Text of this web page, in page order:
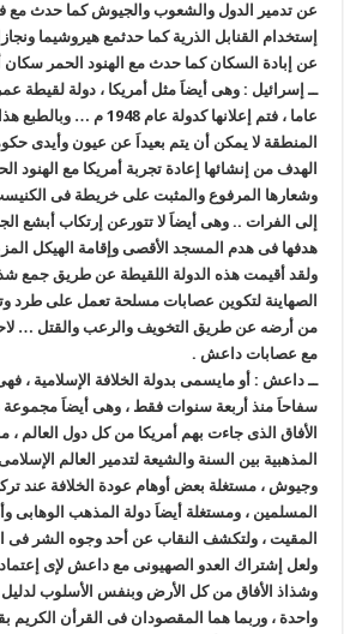
عن تدمير الدول والشعوب والجيوش كما حدث مع
إستخدام القنابل الذرية كما حدثمع هيروشيما
عن إبادة السكان كما حدث مع الهنود الحمر سكان
ــ إسرائيل : وهى أيضاَ مثل أمريكا ، دولة لقيطة
عاما ، فتم إعلانها كدولة
المنطقة لا يمكن أن يتم بعيداَ عن عيون وأيدى
الهدف من إنشائها إعادة تجربة أمريكا مع الهنود
وشعارها المرفوع والمثبت على خريطة فى
إلى الفرات .. وهى أيضاَ لا تتورعن إرتكاب أبشع
هدفها فى هدم المسجد الأقصى وإقامة الهيكل
ولقد أقيمت هذه الدولة اللقيطة عن طريق جمع
الصهاينة لتكوين عصابات مسلحة تعمل على طرد
من أرضه عن طريق التخويف والرعب والقتل …
مع عصابات داعش .
ــ داعش : أو مايسمى بدولة الخلافة الإسلامية ،
سفاحاَ منذ أربعة سنوات فقط ، وهى أيضاَ
الأفاق الذى جاءت بهم أمريكا من كل دول العالم ،
المذهبية بين السنة والشيعة لتدمير العالم
وجيوش ، مستغلة بعض أوهام عودة الخلافة عند
المسلمين ، ومستغلة أيضاَ دولة المذهب الوهابى
المقيت ، ولتكشف النقاب عن أحد وجوه الشر فى
ولعل إشتراك العدو الصهيونى مع داعش لإى
وشذاذ الأفاق من كل الأرض وبنفس الأسلوب لدليل
واحدة ، وربما هما المقصودان فى القرأن الكريم